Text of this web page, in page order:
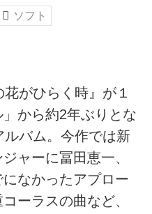
ソフト
花がひらく時』が１
から約2年ぶりとな
ルバム。今作では新
ャーに冨田恵一、
なかったアプロー
ーラスの曲など、